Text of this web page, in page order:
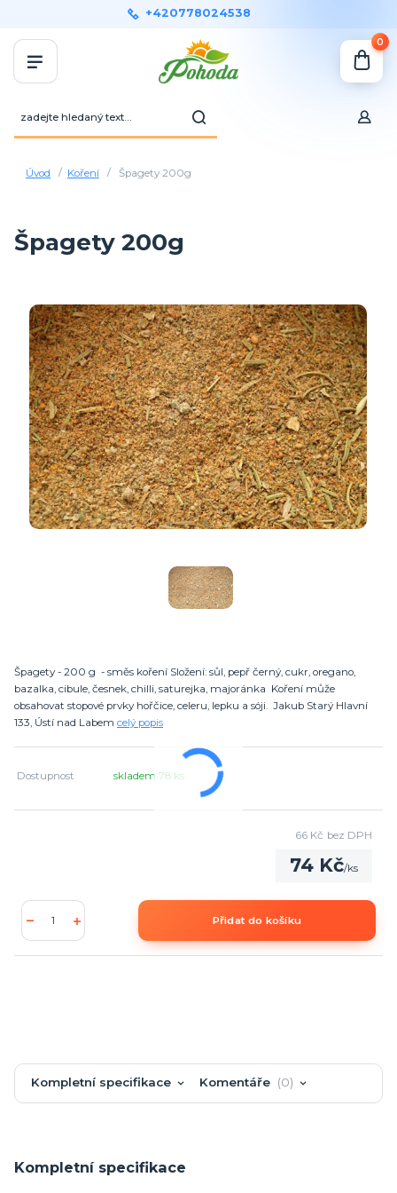
+420778024538
0
Úvod Koření Špagety 200g
Špagety 200g
Špagety - 200 g - směs koření Složení: sůl, pepř černý, cukr, oregano,
bazalka, cibule, česnek, chilli, saturejka, majoránka Koření může
obsahovat stopové prvky hořčice, celeru, lepku a sóji. Jakub Starý Hlavní
133, Ústí nad Labem celý popis
Dostupnost skladem 78 ks
74 Kč/ks
66 Kč bez DPH
Přidat do košíku
Kompletní specifikace Komentáře 0
Kompletní specifikace